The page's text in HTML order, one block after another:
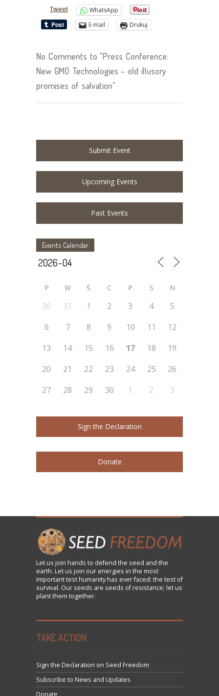
Tweet
WhatsApp
E-mail
Drukuj
No Comments to "Press Conference:
New GMO Technologies – old illusory
promises of salvation"
Submit Event
Upcoming Events
Past Events
Events Calendar
P W Ś C P S N
30 31 1 2 3 4
5
6
7 8 9 10 11
12
13
14 15 16 17 18
19
20
21 22 23 24 25
26
27
28 29 30 1 2 3
Sign the Declaration
Donate
Let us join hands to defend the seed and the
earth. Let us join our energies in the most
important test humanity has ever faced: the test of
survival. Our seeds are seeds of resistance; let us
plant them together.
TAKE ACTION
Sign the Declaration on Seed Freedom
Subscribe to News and Updates
Donate